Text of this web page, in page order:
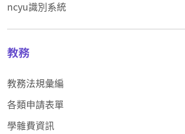
ncyu識別系統
教務
教務法規彙編
各類申請表單
學雜費資訊